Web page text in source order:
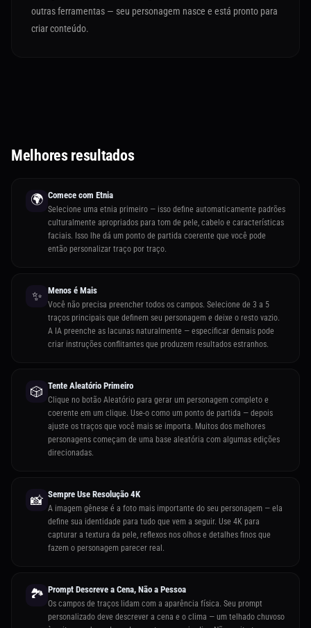
outras ferramentas — seu personagem nasce e está pronto para
criar conteúdo.
Melhores resultados
🌍 Comece com Etnia
Selecione uma etnia primeiro — isso define automaticamente padrões
culturalmente apropriados para tom de pele, cabelo e características
faciais. Isso lhe dá um ponto de partida coerente que você pode
então personalizar traço por traço.
✨ Menos é Mais
Você não precisa preencher todos os campos. Selecione de 3 a 5
traços principais que definem seu personagem e deixe o resto vazio.
A IA preenche as lacunas naturalmente — especificar demais pode
criar instruções conflitantes que produzem resultados estranhos.
🎲 Tente Aleatório Primeiro
Clique no botão Aleatório para gerar um personagem completo e
coerente em um clique. Use-o como um ponto de partida — depois
ajuste os traços que você mais se importa. Muitos dos melhores
personagens começam de uma base aleatória com algumas edições
direcionadas.
📸 Sempre Use Resolução 4K
A imagem gênese é a foto mais importante do seu personagem — ela
define sua identidade para tudo que vem a seguir. Use 4K para
capturar a textura da pele, reflexos nos olhos e detalhes finos que
fazem o personagem parecer real.
🏞️ Prompt Descreve a Cena, Não a Pessoa
Os campos de traços lidam com a aparência física. Seu prompt
personalizado deve descrever a cena e o clima — um telhado chuvoso